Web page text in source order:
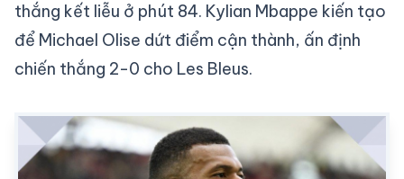
thắng kết liễu ở phút 84. Kylian Mbappe kiến tạo
để Michael Olise dứt điểm cận thành, ấn định
chiến thắng 2-0 cho Les Bleus.